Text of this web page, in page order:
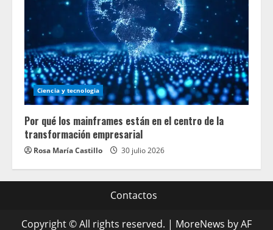
Ciencia y tecnologia
Por qué los mainframes están en el centro de la
transformación empresarial
Rosa María Castillo 30 julio 2026
Contactos
Copyright © All rights reserved. | MoreNews by AF